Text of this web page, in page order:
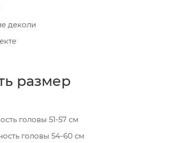
деколи
размер
головы 51-57 см
головы 54-60 см